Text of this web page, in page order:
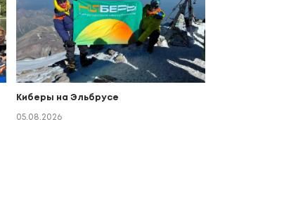
Киберы на Эльбрусе
05.08.2026